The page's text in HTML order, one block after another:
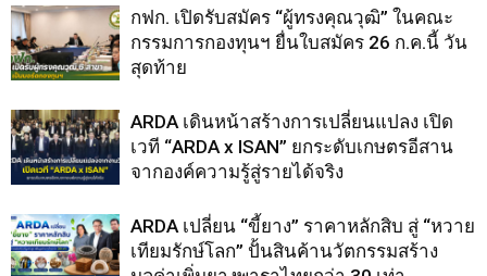
กฟก. เปิดรับสมัคร “ผู้ทรงคุณวุฒิ” ในคณะ
กรรมการกองทุนฯ ยื่นใบสมัคร 26 ก.ค.นี้ วัน
สุดท้าย
ARDA เดินหน้าสร้างการเปลี่ยนแปลง เปิด
เวที “ARDA x ISAN” ยกระดับเกษตรอีสาน
จากองค์ความรู้สู่รายได้จริง
ARDA เปลี่ยน “ขี้ยาง” ราคาหลักสิบ สู่ “หวาย
เทียมรักษ์โลก” ปั้นสินค้านวัตกรรมสร้าง